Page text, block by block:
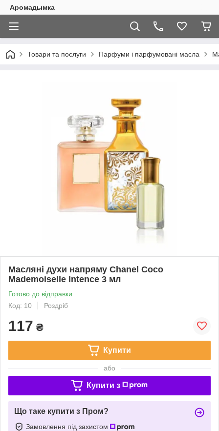
Аромадымка
Товари та послуги Парфуми і парфумовані масла
Масляні духи напряму Chanel Coco
Mademoiselle Intence 3 мл
Готово до відправки
Код: 10
Роздріб
117 ₴
Купити
або
Купити з
Що таке купити з Пром?
Замовлення під захистом